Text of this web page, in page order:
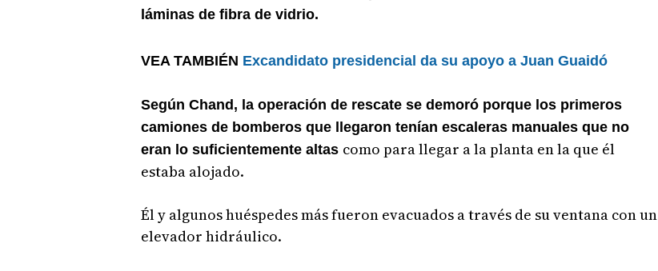
láminas de fibra de vidrio.
VEA TAMBIÉN Excandidato presidencial da su apoyo a Juan Guaidó
Según Chand, la operación de rescate se demoró porque los primeros
camiones de bomberos que llegaron tenían escaleras manuales que no
eran lo suficientemente altas como para llegar a la planta en la que él
estaba alojado.
Él y algunos huéspedes más fueron evacuados a través de su ventana con un
elevador hidráulico.